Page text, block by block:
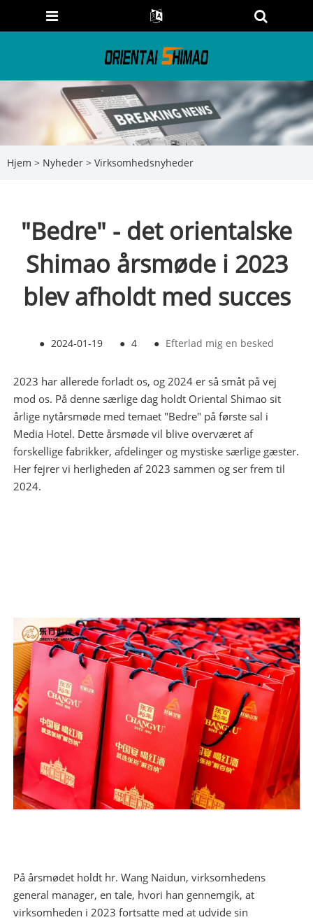
Hjem > Nyheder > Virksomhedsnyheder
"Bedre" - det orientalske
Shimao årsmøde i 2023
blev afholdt med succes
● 2024-01-19 ● 4 ● Efterlad mig en besked
2023 har allerede forladt os, og 2024 er så småt på vej
mod os. På denne særlige dag holdt Oriental Shimao sit
årlige nytårsmøde med temaet "Bedre" på første sal i
Media Hotel. Dette årsmøde vil blive overværet af
forskellige fabrikker, afdelinger og mystiske særlige gæster.
Her fejrer vi herligheden af ​​2023 sammen og ser frem til
2024.
På årsmødet holdt hr. Wang Naidun, virksomhedens
general manager, en tale, hvori han gennemgik, at
virksomheden i 2023 fortsatte med at udvide sin